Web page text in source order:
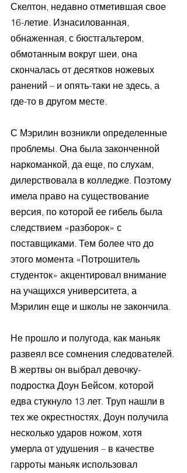
Скелтон, недавно отметившая свое
16-летие. Изнасилованная,
обнаженная, с бюстгальтером,
обмотанным вокруг шеи, она
скончалась от десятков ножевых
ранений – и опять-таки не здесь, а
где-то в другом месте.
С Мэрилин возникли определенные
проблемы. Она была законченной
наркоманкой, да еще, по слухам,
дилерствовала в колледже. Поэтому
имела право на существование
версия, по которой ее гибель была
следствием «разборок» с
поставщиками. Тем более что до
этого момента «Потрошитель
студенток» акцентировал внимание
на учащихся университета, а
Мэрилин еще и школы не закончила.
Не прошло и полугода, как маньяк
развеял все сомнения следователей.
В жертвы он выбрал девочку-
подростка Доун Бейсом, которой
едва стукнуло 13 лет. Труп нашли в
тех же окрестностях, Доун получила
несколько ударов ножом, хотя
умерла от удушения – в качестве
гарроты маньяк использовал